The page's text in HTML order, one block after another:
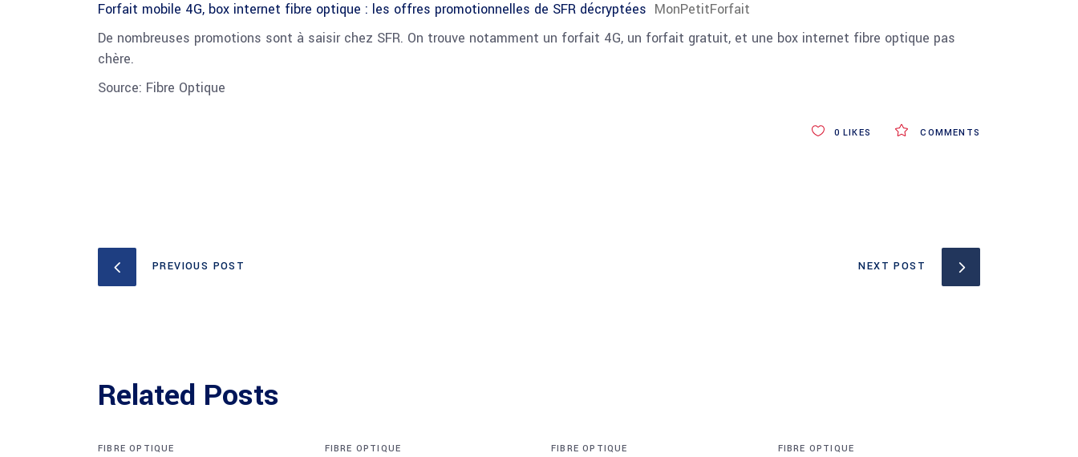
Forfait mobile 4G, box internet fibre optique : les offres promotionnelles de SFR décryptées MonPetitForfait
De nombreuses promotions sont à saisir chez SFR. On trouve notamment un forfait 4G, un forfait gratuit, et une box internet fibre optique pas
chère.
Source: Fibre Optique
COMMENTS
0 LIKES
PREVIOUS POST NEXT POST
Related Posts
FIBRE OPTIQUE FIBRE OPTIQUE FIBRE OPTIQUE FIBRE OPTIQUE